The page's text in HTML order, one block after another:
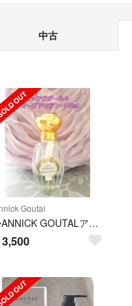
中古
Goutal
✤ANNICK GOUTALアニックグタール✤オーダドリアン100㎖
3,500